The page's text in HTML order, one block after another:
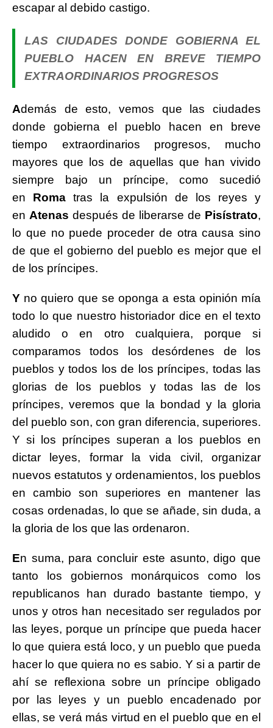
escapar al debido castigo.
LAS CIUDADES DONDE GOBIERNA EL
PUEBLO HACEN EN BREVE TIEMPO
EXTRAORDINARIOS PROGRESOS
Además de esto, vemos que las ciudades
donde gobierna el pueblo hacen en breve
tiempo extraordinarios progresos, mucho
mayores que los de aquellas que han vivido
siempre bajo un príncipe, como sucedió
en Roma tras la expulsión de los reyes y
en Atenas después de liberarse de Pisístrato,
lo que no puede proceder de otra causa sino
de que el gobierno del pueblo es mejor que el
de los príncipes.
Y no quiero que se oponga a esta opinión mía
todo lo que nuestro historiador dice en el texto
aludido o en otro cualquiera, porque si
comparamos todos los desórdenes de los
pueblos y todos los de los príncipes, todas las
glorias de los pueblos y todas las de los
príncipes, veremos que la bondad y la gloria
del pueblo son, con gran diferencia, superiores.
Y si los príncipes superan a los pueblos en
dictar leyes, formar la vida civil, organizar
nuevos estatutos y ordenamientos, los pueblos
en cambio son superiores en mantener las
cosas ordenadas, lo que se añade, sin duda, a
la gloria de los que las ordenaron.
En suma, para concluir este asunto, digo que
tanto los gobiernos monárquicos como los
republicanos han durado bastante tiempo, y
unos y otros han necesitado ser regulados por
las leyes, porque un príncipe que pueda hacer
lo que quiera está loco, y un pueblo que pueda
hacer lo que quiera no es sabio. Y si a partir de
ahí se reflexiona sobre un príncipe obligado
por las leyes y un pueblo encadenado por
ellas, se verá más virtud en el pueblo que en el